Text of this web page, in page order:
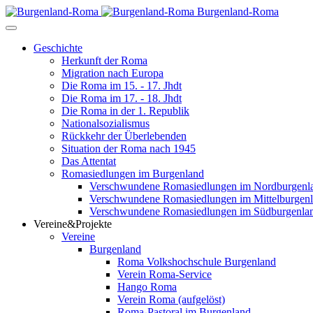
Burgenland-Roma
Geschichte
Herkunft der Roma
Migration nach Europa
Die Roma im 15. - 17. Jhdt
Die Roma im 17. - 18. Jhdt
Die Roma in der 1. Republik
Nationalsozialismus
Rückkehr der Überlebenden
Situation der Roma nach 1945
Das Attentat
Romasiedlungen im Burgenland
Verschwundene Romasiedlungen im
Verschwundene Romasiedlungen im
Verschwundene Romasiedlungen im
Vereine&Projekte
Vereine
Burgenland
Roma Volkshochschule Burgenland
Verein Roma-Service
Hango Roma
Verein Roma (aufgelöst)